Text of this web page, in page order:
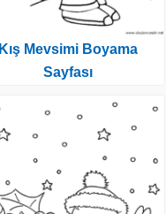
Kış Mevsimi Boyama
Sayfası